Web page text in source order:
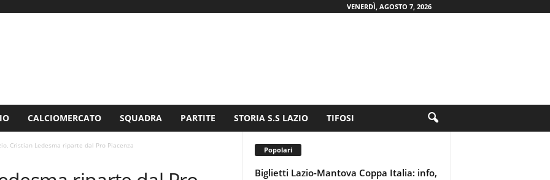
VENERDÌ, AGOSTO 7, 2026
CALCIOMERCATO SQUADRA PARTITE STORIA S.S LAZIO TIFOSI
Cristian Ledesma riparte dal Pro Piacenza Popolari
Biglietti Lazio-Mantova Coppa Italia: info,